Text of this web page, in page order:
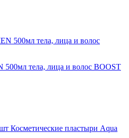
тела, лица и волос BOOST